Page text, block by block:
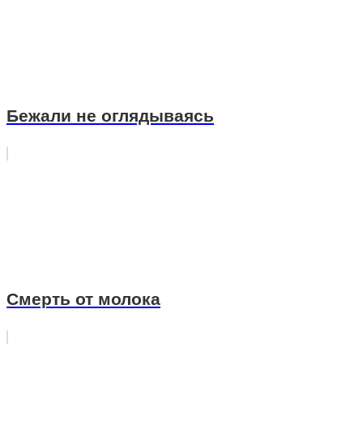
Бежали не оглядываясь
Смерть от молока